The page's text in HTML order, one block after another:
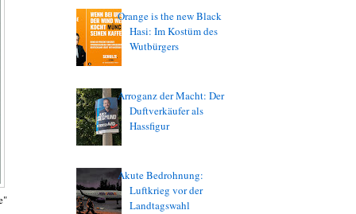
Orange is the new Black
Hasi: Im Kostüm des
Wutbürgers
Arroganz der Macht: Der
Duftverkäufer als
Hassfigur
Akute Bedrohnung:
Luftkrieg vor der
Landtagswahl